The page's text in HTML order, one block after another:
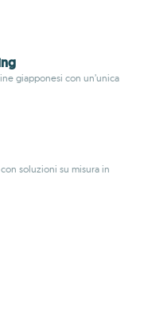
giapponesi con un’unica
soluzioni su misura in